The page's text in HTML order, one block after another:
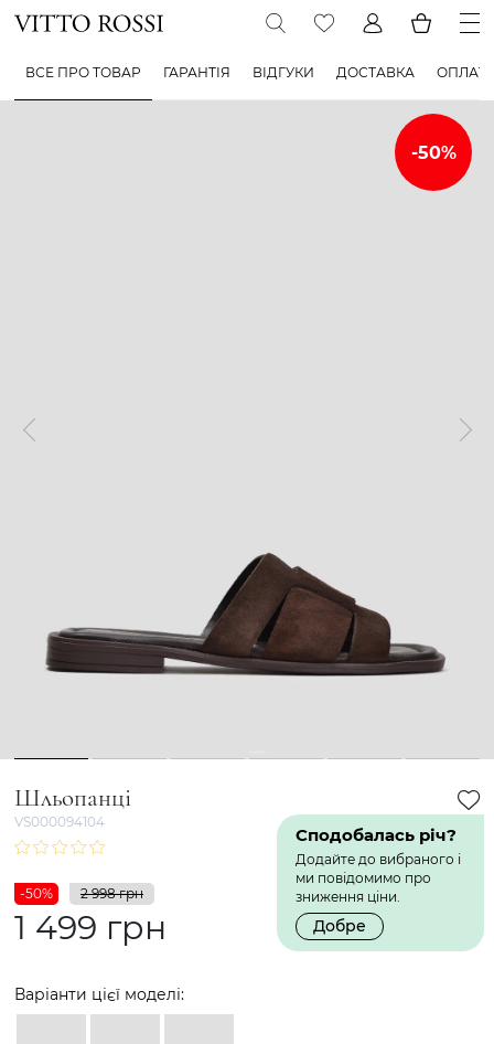
ВСЕ ПРО ТОВАР ГАРАНТІЯ ВІДГУКИ ДОСТАВКА
1 2 3 4 5 6
Шльопанці
VS000094104
Сподобалась річ?
Додайте до вибраного і
ми повідомимо про
зниження ціни.
Добре
-50% 2 998 грн
1 499 грн
Варіанти цієї моделі: